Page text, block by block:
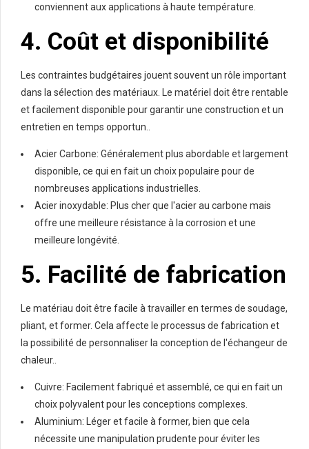
conviennent aux applications à haute température.
4. Coût et disponibilité
Les contraintes budgétaires jouent souvent un rôle important
dans la sélection des matériaux. Le matériel doit être rentable
et facilement disponible pour garantir une construction et un
entretien en temps opportun..
Acier Carbone: Généralement plus abordable et largement
disponible, ce qui en fait un choix populaire pour de
nombreuses applications industrielles.
Acier inoxydable: Plus cher que l'acier au carbone mais
offre une meilleure résistance à la corrosion et une
meilleure longévité.
5. Facilité de fabrication
Le matériau doit être facile à travailler en termes de soudage,
pliant, et former. Cela affecte le processus de fabrication et
la possibilité de personnaliser la conception de l'échangeur de
chaleur..
Cuivre: Facilement fabriqué et assemblé, ce qui en fait un
choix polyvalent pour les conceptions complexes.
Aluminium: Léger et facile à former, bien que cela
nécessite une manipulation prudente pour éviter les